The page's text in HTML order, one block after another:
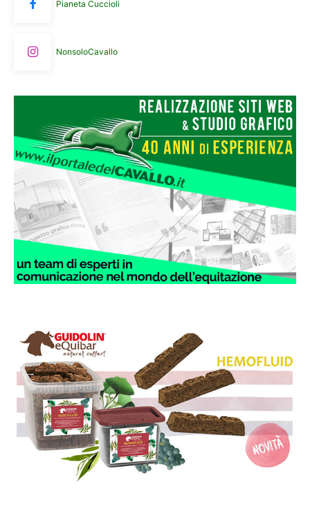
Pianeta Cuccioli
NonsoloCavallo